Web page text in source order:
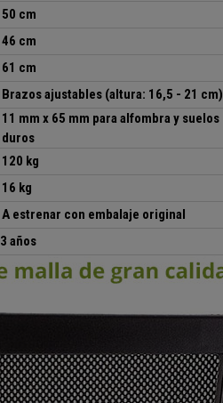
50 cm
46 cm
61 cm
Brazos ajustables (altura: 16,5 - 21 cm)
11 mm x 65 mm para alfombra y suelos
duros
120 kg
16 kg
A estrenar con embalaje original
3 años